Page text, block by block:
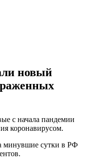
новый
с начала пандемии
коронавирусом.
минувшие сутки в РФ